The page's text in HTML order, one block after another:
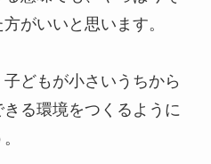
がいいと思います。
どもが小さいうちから
る環境をつくるように